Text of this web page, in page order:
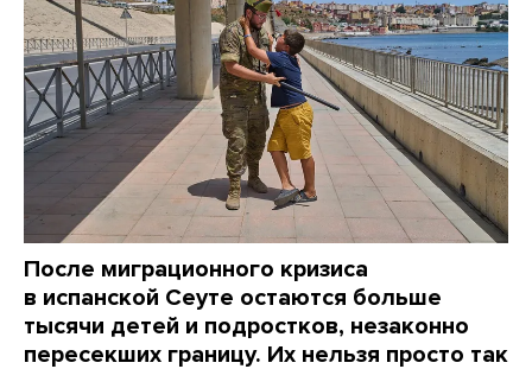
После миграционного кризиса
в испанской Сеуте остаются больше
тысячи детей и подростков, незаконно
пересекших границу. Их нельзя просто так